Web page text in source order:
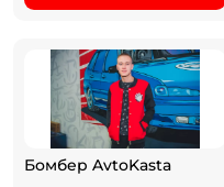
Бомбер AvtoKasta